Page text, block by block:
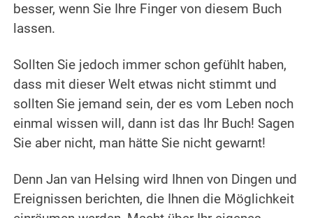
besser, wenn Sie Ihre Finger von diesem Buch
lassen.
Sollten Sie jedoch immer schon gefühlt haben,
dass mit dieser Welt etwas nicht stimmt und
sollten Sie jemand sein, der es vom Leben noch
einmal wissen will, dann ist das Ihr Buch! Sagen
Sie aber nicht, man hätte Sie nicht gewarnt!
Denn Jan van Helsing wird Ihnen von Dingen und
Ereignissen berichten, die Ihnen die Möglichkeit